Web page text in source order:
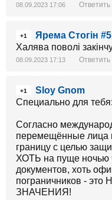
08.09.2023 17:06 Ответить
+1
Ярема Стогін
Халява поволі
08.09.2023 17:13 Ответить
+1
Sloy Gnom
Специально для тебя:
Согласно
перемещённые лица
границу с целью
ХОТЬ на пуще ночью
документов, хоть
пограничников -
ЗНАЧЕНИЯ!